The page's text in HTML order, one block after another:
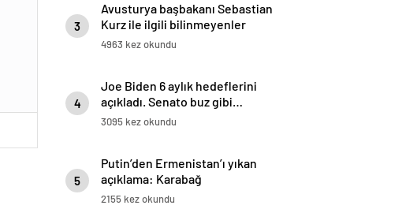
3
Avusturya başbakanı Sebastian
Kurz ile ilgili bilinmeyenler
4963 kez okundu
4
Joe Biden 6 aylık hedeflerini
açıkladı. Senato buz gibi…
3095 kez okundu
5
Putin’den Ermenistan’ı yıkan
açıklama: Karabağ
Azerbaycan’ın ayrılmaz bir
2155 kez okundu